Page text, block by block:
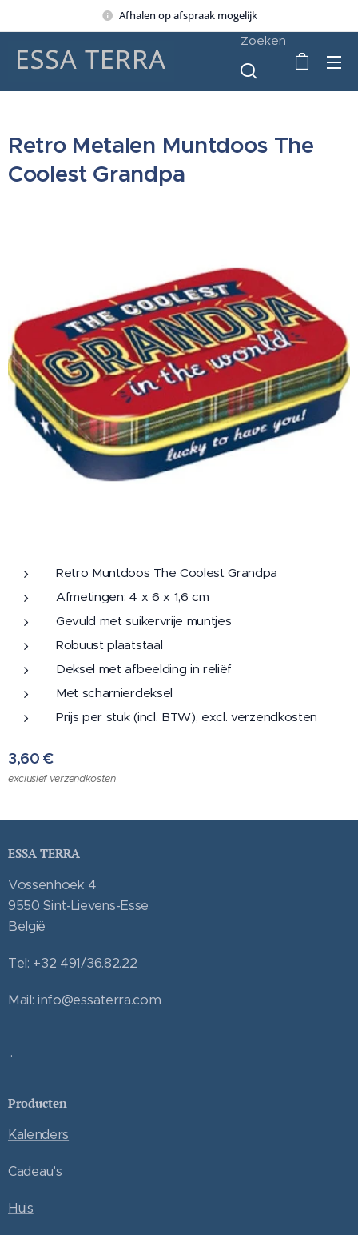
Afhalen op afspraak mogelijk
Zoeken
Retro Metalen Muntdoos The
Coolest Grandpa
Retro Muntdoos The Coolest Grandpa
Afmetingen: 4 x 6 x 1,6 cm
Gevuld met suikervrije muntjes
Robuust plaatstaal
Deksel met afbeelding in reliëf
Met scharnierdeksel
Prijs per stuk (incl. BTW), excl. verzendkosten
3,60 €
exclusief verzendkosten
ESSA TERRA
Vossenhoek 4
9550 Sint-Lievens-Esse
België
Tel: +32 491/36.82.22
Mail: info@essaterra.com
.
Producten
Kalenders
Cadeau's
Huis